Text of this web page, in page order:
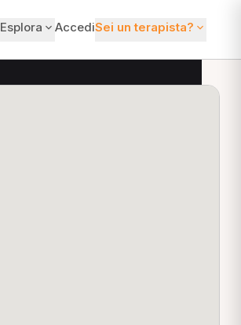
Esplora AccediSei un terapista?